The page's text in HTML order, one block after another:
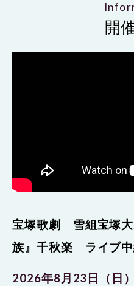
開
宝塚歌劇 雪組宝塚大
族』千秋楽 ライブ
2026年8月23日（日